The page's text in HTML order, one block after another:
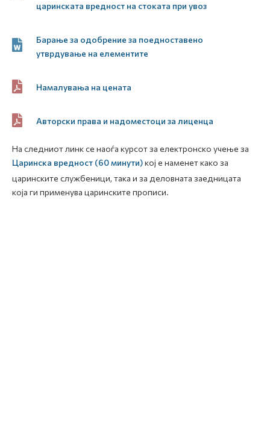
царинската вредност на стоката при увоз
Барање за одобрение за поедноставено
утврдување на елементите
Намалувања на цената
Авторски права и надоместоци за лиценца
На следниот линк се наоѓа курсот за електронско учење за
Царинска вредност (60 минути)кој е наменет како за
царинските службеници, така и за деловната заедницата
која ги применува царинските прописи.